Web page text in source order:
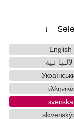
↓
English
الألبانية
ελληνικά
svenska